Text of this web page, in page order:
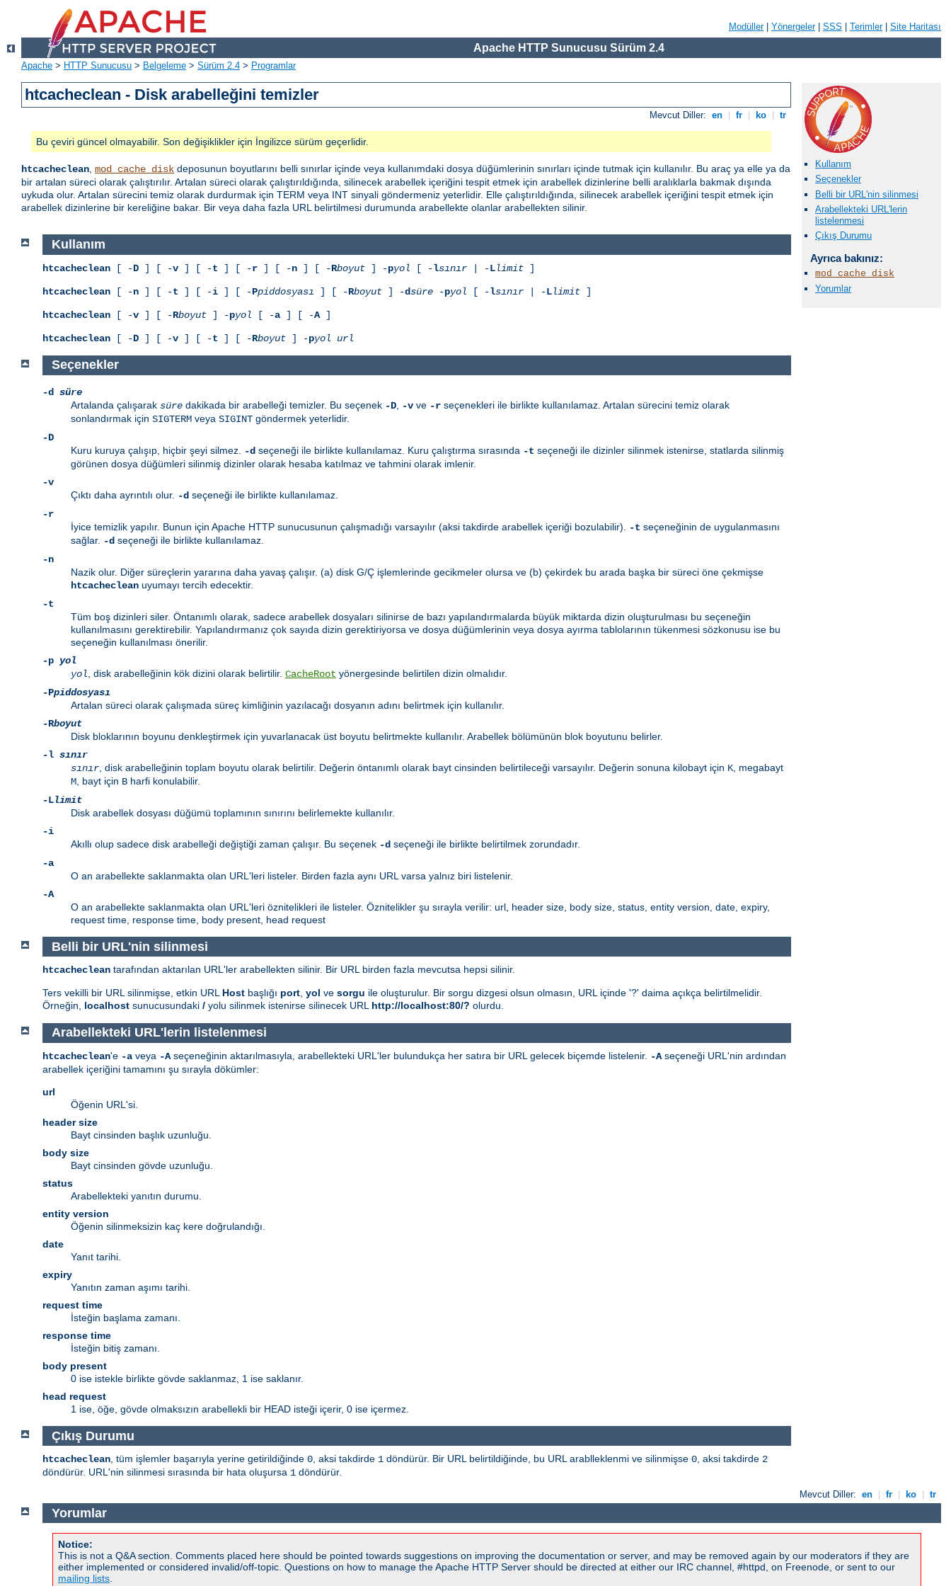
Modüller| Yönergeler| SSS Terimler| Site Haritası
Apache HTTP Sunucusu Sürüm 2.4
Apache > HTTP Sunucusu > Belgeleme > Sürüm 2.4 > Programlar
htcacheclean - Disk arabelleğini temizler
Mevcut Diller: en fr ko tr
Bu çeviri güncel olmayabilir. Son değişiklikler için İngilizce sürüm geçerlidir.
htcacheclean, mod_cache_disk deposunun boyutlarını belli sınırlar içinde veya kullanımdaki dosya düğümlerinin sınırları içinde tutmak için kullanılır. Bu araç ya elle ya da
bir artalan süreci olarak çalıştırılır. Artalan süreci olarak çalıştırıldığında, silinecek arabellek içeriğini tespit etmek için arabellek dizinlerine belli aralıklarla bakmak dışında
uykuda olur. Artalan sürecini temiz olarak durdurmak için TERM veya INT sinyali göndermeniz yeterlidir. Elle çalıştırıldığında, silinecek arabellek içeriğini tespit etmek için
arabellek dizinlerine bir kereliğine bakar. Bir veya daha fazla URL belirtilmesi durumunda arabellekte olanlar arabellekten silinir.
Kullanım
Seçenekler
Belli bir URL'nin silinmesi
Arabellekteki URL'lerin
listelenmesi
Çıkış Durumu
Ayrıca bakınız:
mod_cache_disk
Yorumlar
Kullanım
htcacheclean [ -D ] [ -v ] [ -t ] [ -r ] [ -n ] [ -Rboyut ] -pyol [ -lsınır | -Llimit ]
htcacheclean [ -n ] [ -t ] [ -i ] [ -Ppiddosyası ] [ -Rboyut ] -dsüre -pyol [ -lsınır | -Llimit ]
htcacheclean [ -v ] [ -Rboyut ] -pyol [ -a ] [ -A]
htcacheclean [ -D ] [ -v ] [ -t ] [ -Rboyut ] -pyol url
Seçenekler
-d
süre
Artalanda çalışarak süre dakikada bir arabelleği temizler. Bu seçenek -D -v ve -r seçenekleri ile birlikte kullanılamaz. Artalan sürecini temiz olarak
sonlandırmak için SIGTERM veya SIGINT göndermek yeterlidir.
-D
Kuru kuruya çalışıp, hiçbir şeyi silmez.
-d seçeneği ile birlikte kullanılamaz. Kuru çalıştırma sırasında -t seçeneği ile dizinler silinmek istenirse, statlarda silinmiş
görünen dosya düğümleri silinmiş dizinler olarak hesaba katılmaz ve tahmini olarak imlenir.
-v
Çıktı daha ayrıntılı olur. -d seçeneği ile birlikte kullanılamaz.
-r
İyice temizlik yapılır. Bunun için Apache HTTP sunucusunun çalışmadığı varsayılır (aksi takdirde arabellek içeriği bozulabilir).
-t seçeneğinin de uygulanmasını
sağlar. -d seçeneği ile birlikte kullanılamaz.
-n
Nazik olur. Diğer süreçlerin yararına daha yavaş çalışır. (a) disk G/Ç işlemlerinde gecikmeler olursa ve (b) çekirdek bu arada başka bir süreci öne çekmişse
htcacheclean uyumayı tercih edecektir.
-t
Tüm boş dizinleri siler. Öntanımlı olarak, sadece arabellek dosyaları silinirse de bazı yapılandırmalarda büyük miktarda dizin oluşturulması bu seçeneğin
kullanılmasını gerektirebilir. Yapılandırmanız çok sayıda dizin gerektiriyorsa ve dosya düğümlerinin veya dosya ayırma tablolarının tükenmesi sözkonusu ise bu
seçeneğin kullanılması önerilir.
-p yol
yol , disk arabelleğinin kök dizini olarak belirtilir. CacheRoot yönergesinde belirtilen dizin olmalıdır.
-Ppiddosyası
Artalan süreci olarak çalışmada süreç kimliğinin yazılacağı dosyanın adını belirtmek için kullanılır.
-Rboyut
Disk bloklarının boyunu denkleştirmek için yuvarlanacak üst boyutu belirtmekte kullanılır. Arabellek bölümünün blok boyutunu belirler.
-l sınır
sınır , disk arabelleğinin toplam boyutu olarak belirtilir. Değerin öntanımlı olarak bayt cinsinden belirtileceği varsayılır. Değerin sonuna kilobayt için K , megabayt
M , bayt için B harfi konulabilir.
-Llimit
Disk arabellek dosyası düğümü toplamının sınırını belirlemekte kullanılır.
-i
Akıllı olup sadece disk arabelleği değiştiği zaman çalışır. Bu seçenek -d seçeneği ile birlikte belirtilmek zorundadır.
-a
O an arabellekte saklanmakta olan URL'leri listeler. Birden fazla aynı URL varsa yalnız biri listelenir.
-A
O an arabellekte saklanmakta olan URL'leri öznitelikleri ile listeler. Öznitelikler şu sırayla verilir: url, header size, body size, status, entity version, date, expiry,
request time, response time, body present, head request
Belli bir URL'nin silinmesi
htcacheclean tarafından aktarılan URL'ler arabellekten silinir. Bir URL birden fazla mevcutsa hepsi silinir.
Ters vekilli bir URL silinmişse, etkin URL Host başlığı port, yol ve sorgu ile oluşturulur. Bir sorgu dizgesi olsun olmasın, URL içinde '?' daima açıkça belirtilmelidir.
Örneğin, localhost sunucusundaki / yolu silinmek istenirse silinecek URL http://localhost:80/? olurdu.
Arabellekteki URL'lerin listelenmesi
htcacheclean'e -a veya -A seçeneğinin aktarılmasıyla, arabellekteki URL'ler bulundukça her satıra bir URL gelecek biçemde listelenir. -A seçeneği URL'nin ardından
arabellek içeriğini tamamını şu sırayla dökümler:
url
Öğenin URL'si.
header size
Bayt cinsinden başlık uzunluğu.
body size
Bayt cinsinden gövde uzunluğu.
status
Arabellekteki yanıtın durumu.
entity version
Öğenin silinmeksizin kaç kere doğrulandığı.
date
Yanıt tarihi.
expiry
Yanıtın zaman aşımı tarihi.
request time
İsteğin başlama zamanı.
response time
İsteğin bitiş zamanı.
body present
0 ise istekle birlikte gövde saklanmaz, 1 ise saklanır.
head request
1 ise, öğe, gövde olmaksızın arabellekli bir HEAD isteği içerir, 0 ise içermez.
Çıkış Durumu
htcacheclean, tüm işlemler başarıyla yerine getirildiğinde 0, aksi takdirde 1 döndürür. Bir URL belirtildiğinde, bu URL arablleklenmi ve silinmişse 0, aksi takdirde 2
döndürür. URL'nin silinmesi sırasında bir hata oluşursa 1 döndürür.
Mevcut Diller: en fr ko tr
Yorumlar
Notice:
This is not a Q&A section. Comments placed here should be pointed towards suggestions on improving the documentation or server, and may be removed again by our moderators if they are
either implemented or considered invalid/off-topic. Questions on how to manage the Apache HTTP Server should be directed at either our IRC channel, #httpd, on Freenode, or sent to our
mailing lists.